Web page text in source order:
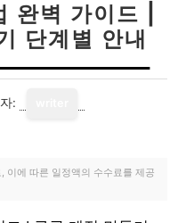
완벽 가이드 |
단계별 안내
:
이에 따른 일정액의 수수료를 제공